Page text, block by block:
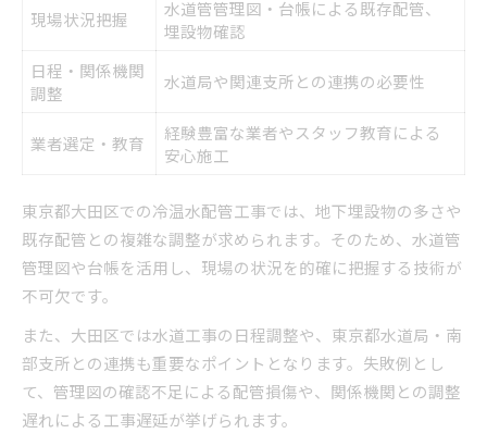
現場状況把握
水道管管理図・台帳による既存配管、
埋設物確認
日程・関係機関
調整
水道局や関連支所との連携の必要性
業者選定・教育
経験豊富な業者やスタッフ教育による
安心施工
東京都大田区での冷温水配管工事では、地下埋設物の多さや
既存配管との複雑な調整が求められます。そのため、水道管
管理図や台帳を活用し、現場の状況を的確に把握する技術が
不可欠です。
また、大田区では水道工事の日程調整や、東京都水道局・南
部支所との連携も重要なポイントとなります。失敗例とし
て、管理図の確認不足による配管損傷や、関係機関との調整
遅れによる工事遅延が挙げられます。